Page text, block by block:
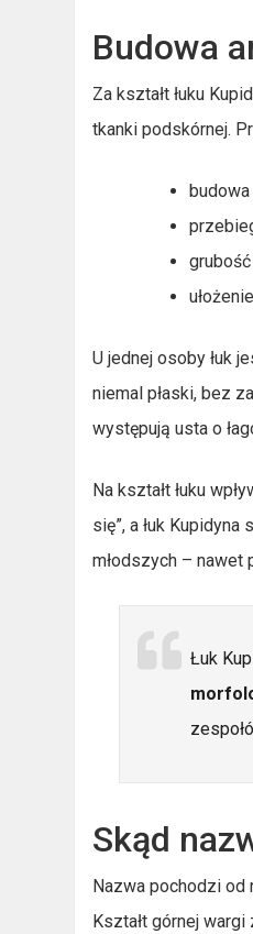
Budowa
Za kształt łuku
tkanki podskórnej.
budowa
U jednej osoby łuk
niemal płaski, bez
występują usta o
Na kształt łuku
się”, a łuk
młodszych – nawet
Łuk
Skąd
Nazwa pochodzi od
Kształt górnej